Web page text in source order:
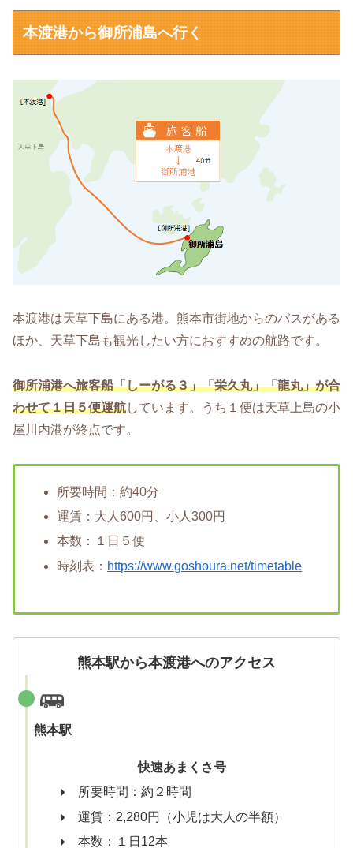
本渡港から御所浦島へ行く
本渡港は天草下島にある港。熊本市街地からのバスがある
ほか、天草下島も観光したい方におすすめの航路です。
御所浦港へ旅客船「しーがる３」「栄久丸」「龍丸」が合
わせて１日５便運航しています。うち１便は天草上島の小
屋川内港が終点です。
所要時間：約40分
運賃：大人600円、小人300円
本数：１日５便
時刻表： https://www.goshoura.net/timetable
熊本駅から本渡港へのアクセス
熊本駅
快速あまくさ号
所要時間：約２時間
運賃：2,280円（小児は大人の半額）
本数：１日12本